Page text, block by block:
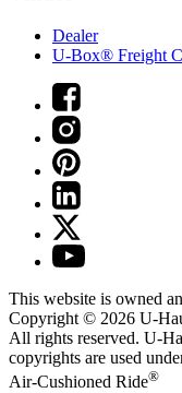
Dealer
U-Box® Freight
This website is owned
Copyright © 2026 U-
All rights reserved. U-
copyrights are used
Air-Cushioned Ride®